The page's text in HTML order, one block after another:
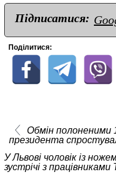
Підписатися:
Поділитися:
Обмін полоненими
президента
У Львові чоловік із
зустрічі з працівниками